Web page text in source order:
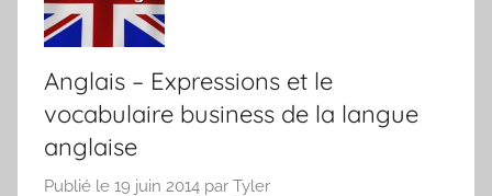
Anglais – Expressions et le
vocabulaire business de la langue
anglaise
Publié le 19 juin 2014 par Tyler